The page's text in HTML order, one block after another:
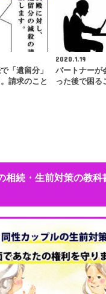
「遺留分」
請求のこと
2020.1.19
パートナーが
った後で困
相続・生前対策の教科